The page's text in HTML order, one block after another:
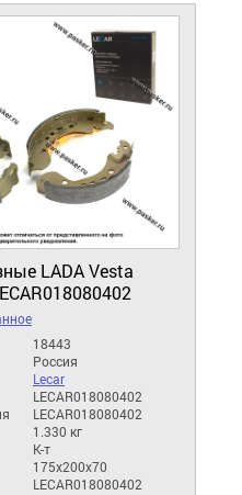
LADA Vesta
18443
Россия
Lecar
LECAR018080402
LECAR018080402
1.330 кг
К-т
175x200x70
LECAR018080402